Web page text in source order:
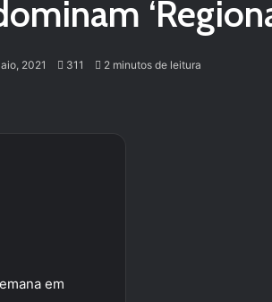
2021 311 2 minutos de leitura
em